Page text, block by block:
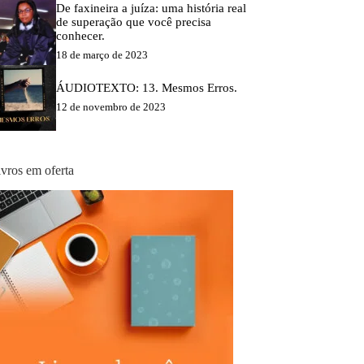
De faxineira a juíza: uma história real
de superação que você precisa
conhecer.
18 de março de 2023
ÁUDIOTEXTO: 13. Mesmos Erros.
12 de novembro de 2023
em oferta